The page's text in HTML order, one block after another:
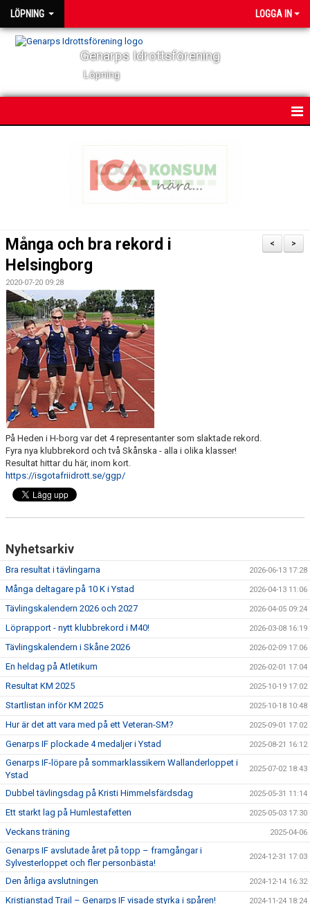
LÖPNING LOGGA IN
Genarps Idrottsförening
Löpning
VÅRA LÖPARE
POWER 60
KONTAKT
LÄNKAR
INTERNA TÄVLINGAR
GIFT GENARPS IF TRAIL 2026
ANMÄLAN TILL LÖPGRUPPEN
>
<
Många och bra rekord i
Helsingborg
2020-07-20 09:28
På Heden i H-borg var det 4 representanter som slaktade rekord.
Fyra nya klubbrekord och två Skånska - alla i olika klasser!
Resultat hittar du här, inom kort.
https://isgotafriidrott.se/ggp/
Nyhetsarkiv
Bra resultat i tävlingarna 2026-06-13 17:28
Många deltagare på 10 K i Ystad 2026-04-13 11:06
Tävlingskalendern 2026 och 2027 2026-04-05 09:24
Löprapport - nytt klubbrekord i M40! 2026-03-08 16:19
Tävlingskalendern i Skåne 2026 2026-02-09 17:06
En heldag på Atletikum 2026-02-01 17:04
Resultat KM 2025 2025-10-19 17:02
Startlistan inför KM 2025 2025-10-18 10:48
Hur är det att vara med på ett Veteran-SM? 2025-09-01 17:02
Genarps IF plockade 4 medaljer i Ystad 2025-08-21 16:12
Genarps IF-löpare på sommarklassikern Wallanderloppet i
Ystad
2025-07-02 18:43
Dubbel tävlingsdag på Kristi Himmelsfärdsdag 2025-05-31 11:14
Ett starkt lag på Humlestafetten 2025-05-03 17:30
Veckans träning 2025-04-06
Genarps IF avslutade året på topp – framgångar i
Sylvesterloppet och fler personbästa!
2024-12-31 17:03
Den årliga avslutningen 2024-12-14 16:32
Kristianstad Trail – Genarps IF visade styrka i spåren! 2024-11-24 18:24